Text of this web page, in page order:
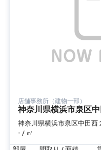
店舗事務所（建物一部）
神奈川県横浜市泉区
神奈川県横浜市泉区中田西
- / ㎡